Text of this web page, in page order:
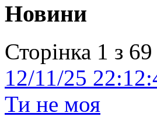
Новини
Сторінка 1 з 69
12/11/25
Ти не моя